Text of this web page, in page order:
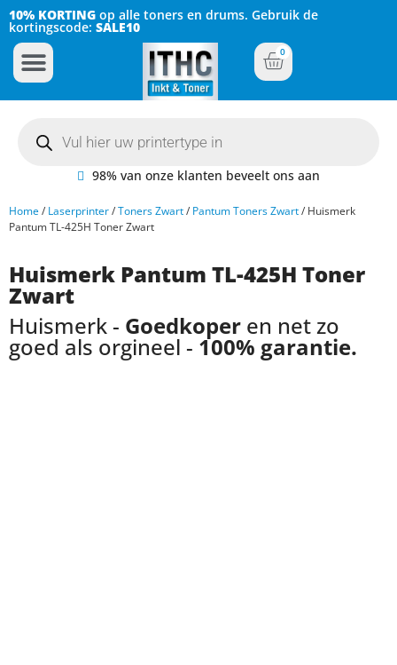
10% KORTING op alle toners en drums. Gebruik de
kortingscode: SALE10
0
98% van onze klanten beveelt ons aan
Home/ Laserprinter/Toners Zwart/ Pantum Toners Zwart/ Huismerk
Pantum TL-425H Toner Zwart
Huismerk Pantum TL-425H Toner
Zwart
Huismerk - Goedkoper en net zo
goed als orgineel - 100% garantie.